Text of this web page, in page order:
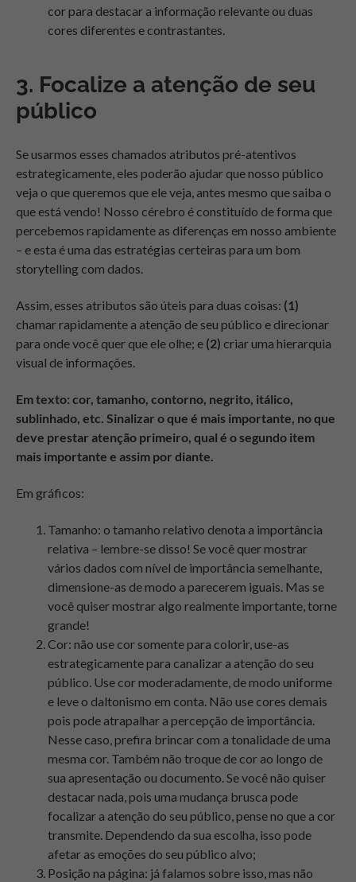
cor para destacar a informação relevante ou duas
cores diferentes e contrastantes.
3. Focalize a atenção de seu
público
Se usarmos esses chamados atributos pré-atentivos
estrategicamente, eles poderão ajudar que nosso público
veja o que queremos que ele veja, antes mesmo que saiba o
que está vendo! Nosso cérebro é constituído de forma que
percebemos rapidamente as diferenças em nosso ambiente
– e esta é uma das estratégias certeiras para um bom
storytelling com dados.
Assim, esses atributos são úteis para duas coisas: (1)
chamar rapidamente a atenção de seu público e direcionar
para onde você quer que ele olhe; e (2) criar uma hierarquia
visual de informações.
Em texto: cor, tamanho, contorno, negrito, itálico,
sublinhado, etc. Sinalizar o que é mais importante, no que
deve prestar atenção primeiro, qual é o segundo item
mais importante e assim por diante.
Em gráficos:
Tamanho: o tamanho relativo denota a importância
relativa – lembre-se disso! Se você quer mostrar
vários dados com nível de importância semelhante,
dimensione-as de modo a parecerem iguais. Mas se
você quiser mostrar algo realmente importante, torne
grande!
Cor: não use cor somente para colorir, use-as
estrategicamente para canalizar a atenção do seu
público. Use cor moderadamente, de modo uniforme
e leve o daltonismo em conta. Não use cores demais
pois pode atrapalhar a percepção de importância.
Nesse caso, prefira brincar com a tonalidade de uma
mesma cor. Também não troque de cor ao longo de
sua apresentação ou documento. Se você não quiser
destacar nada, pois uma mudança brusca pode
focalizar a atenção do seu público, pense no que a cor
transmite. Dependendo da sua escolha, isso pode
afetar as emoções do seu público alvo;
Posição na página: já falamos sobre isso, mas não